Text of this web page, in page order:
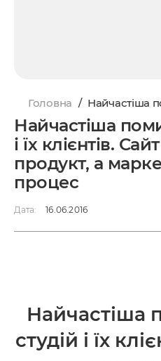
Головна / Найчастіша
Найчастіша
і їх клієнтів.
продукт, а
процес
Дата: 16.06.2016
Найчастіша
студій і їх